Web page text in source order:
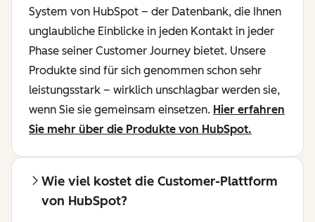
System von HubSpot – der Datenbank, die Ihnen
unglaubliche Einblicke in jeden Kontakt in jeder
Phase seiner Customer Journey bietet. Unsere
Produkte sind für sich genommen schon sehr
leistungsstark – wirklich unschlagbar werden sie,
wenn Sie sie gemeinsam einsetzen. Hier erfahren
Sie mehr über die Produkte von HubSpot.
Wie viel kostet die Customer-Plattform
von HubSpot?